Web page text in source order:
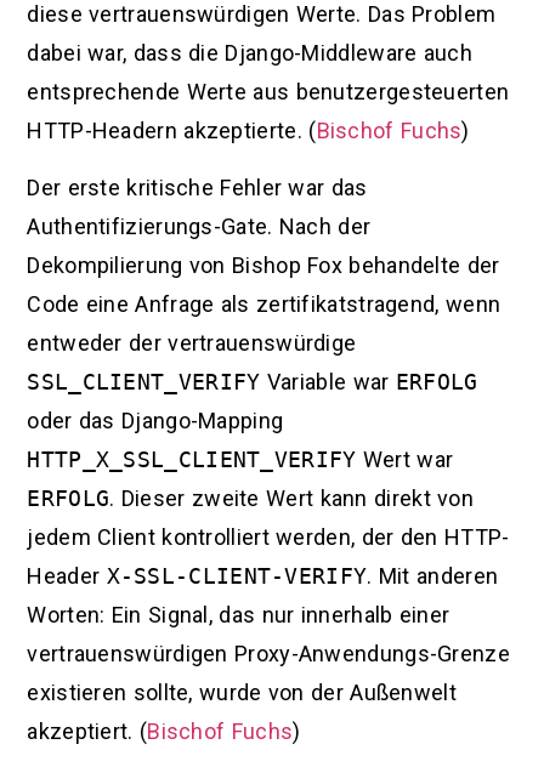
diese vertrauenswürdigen Werte. Das Problem
dabei war, dass die Django-Middleware auch
entsprechende Werte aus benutzergesteuerten
HTTP-Headern akzeptierte. (Bischof Fuchs)
Der erste kritische Fehler war das
Authentifizierungs-Gate. Nach der
Dekompilierung von Bishop Fox behandelte der
Code eine Anfrage als zertifikatstragend, wenn
entweder der vertrauenswürdige
SSL_CLIENT_VERIFY Variable war ERFOLG
oder das Django-Mapping
HTTP_X_SSL_CLIENT_VERIFY Wert war
ERFOLG. Dieser zweite Wert kann direkt von
jedem Client kontrolliert werden, der den HTTP-
Header X-SSL-CLIENT-VERIFY. Mit anderen
Worten: Ein Signal, das nur innerhalb einer
vertrauenswürdigen Proxy-Anwendungs-Grenze
existieren sollte, wurde von der Außenwelt
akzeptiert. (Bischof Fuchs)